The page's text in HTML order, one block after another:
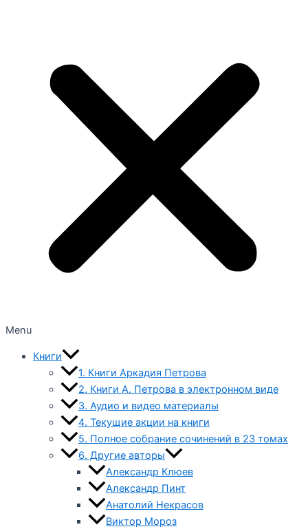
Menu
Книги
1. Книги Аркадия Петрова
2. Книги А. Петрова в электронном виде
3. Аудио и видео материалы
4. Текущие акции на книги
5. Полное собрание сочинений в 23 томах
6. Другие авторы
Александр Клюев
Александр Пинт
Анатолий Некрасов
Виктор Мороз